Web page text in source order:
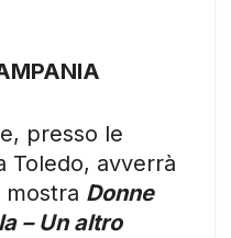
presso le
Toledo, avverrà
mostra Donne
– Un altro